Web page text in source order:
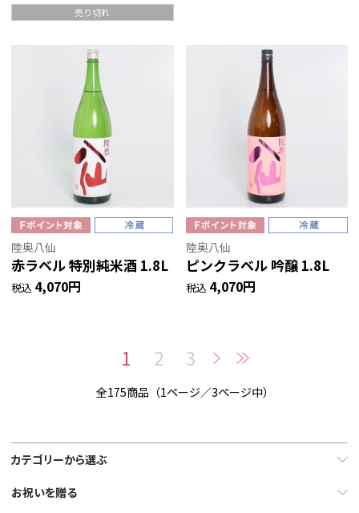
売り切れ
陸奥八仙
赤ラベル 特別純米酒 1.8L
税込 4,070円
陸奥八仙
ピンクラベル 吟醸 1.8L
税込 4,070円
1 2 3
全175商品（1ページ／3ページ中）
カテゴリーから選ぶ
お祝いを贈る